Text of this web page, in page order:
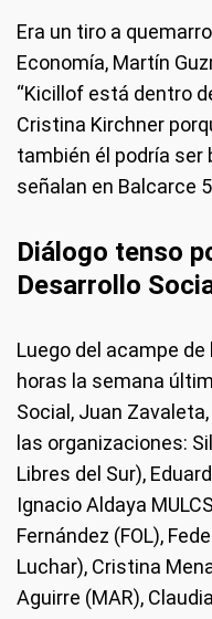
Era un tiro a
Economía, Martín
“Kicillof está dentro
Cristina Kirchner
también él podría ser
señalan en Balcarce
Diálogo tenso
Desarrollo
Luego del acampe de
horas la semana
Social, Juan
las organizaciones:
Libres del Sur),
Ignacio Aldaya
Fernández (FOL),
Luchar), Cristina
Aguirre (MAR),